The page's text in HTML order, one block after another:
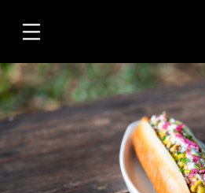
Übersicht
Medien